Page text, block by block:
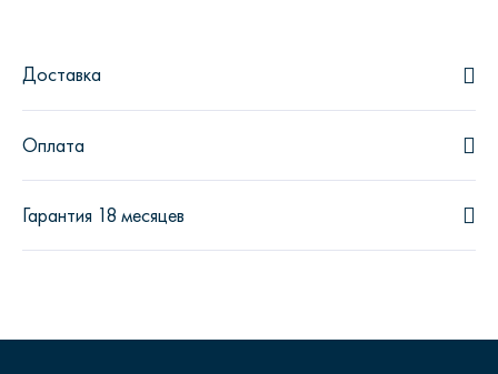
Доставка
Оплата
Гарантия 18 месяцев